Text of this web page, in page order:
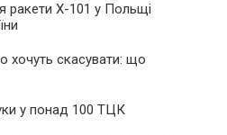
ракети Х-101 у Польщі
хочуть скасувати: що
у понад 100 ТЦК